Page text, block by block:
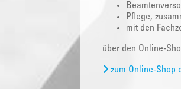
Pflege,
mit den
über den Online-
zum Online-Shop